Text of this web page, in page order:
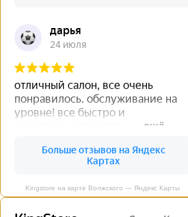
Kingstore на карте Волжского — Яндекс Карты